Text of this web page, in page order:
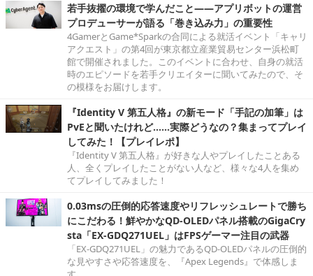
若手抜擢の環境で学んだこと――アプリボットの運営
プロデューサーが語る「巻き込み力」の重要性
4GamerとGame*Sparkの合同による就活イベント「キャリ
アクエスト」の第4回が東京都立産業貿易センター浜松町
館で開催されました。このイベントに合わせ、自身の就活
時のエピソードを若手クリエイターに聞いてみたので、そ
の模様をお届けします。
『Identity V 第五人格』の新モード「手記の加筆」は
PvEと聞いたけれど……実際どうなの？集まってプレイ
してみた！【プレイレポ】
『Identity V 第五人格』が好きな人やプレイしたことある
人、全くプレイしたことがない人など、様々な4人を集め
てプレイしてみました！
0.03msの圧倒的応答速度やリフレッシュレートで勝ち
にこだわる！鮮やかなQD-OLEDパネル搭載のGigaCry
sta「EX-GDQ271UEL」はFPSゲーマー注目の武器
「EX-GDQ271UEL」の魅力であるQD-OLEDパネルの圧倒的
な見やすさや応答速度を、『Apex Legends』で体感しま